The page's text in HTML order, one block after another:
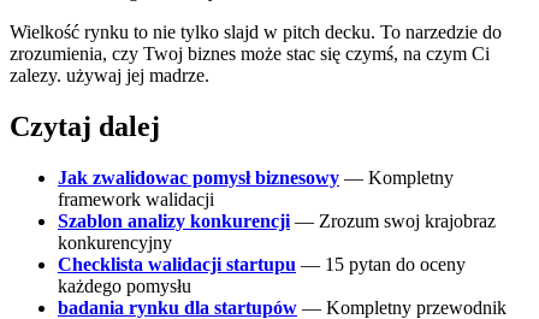
Wielkość rynku to nie tylko slajd w pitch decku. To narzedzie do
zrozumienia, czy Twoj biznes może stac się czymś, na czym Ci
zalezy. używaj jej madrze.
Czytaj dalej
Jak zwalidowac pomysł biznesowy — Kompletny
framework walidacji
Szablon analizy konkurencji — Zrozum swoj krajobraz
konkurencyjny
Checklista walidacji startupu — 15 pytan do oceny
każdego pomysłu
badania rynku dla startupów — Kompletny przewodnik